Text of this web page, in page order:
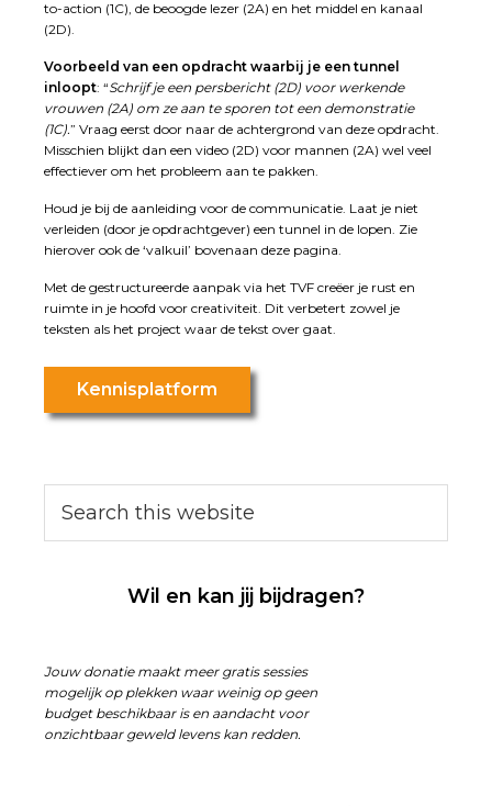
to-action (1C), de beoogde lezer (2A) en het middel en kanaal
(2D).
Voorbeeld van een opdracht waarbij je een tunnel
inloopt: “Schrijf je een persbericht (2D) voor werkende
vrouwen (2A) om ze aan te sporen tot een demonstratie
(1C).” Vraag eerst door naar de achtergrond van deze opdracht.
Misschien blijkt dan een video (2D) voor mannen (2A) wel veel
effectiever om het probleem aan te pakken.
Houd je bij de aanleiding voor de communicatie. Laat je niet
verleiden (door je opdrachtgever) een tunnel in de lopen. Zie
hierover ook de ‘valkuil’ bovenaan deze pagina.
Met de gestructureerde aanpak via het TVF creëer je rust en
ruimte in je hoofd voor creativiteit. Dit verbetert zowel je
teksten als het project waar de tekst over gaat.
Kennisplatform
Primary
Sidebar
this
website
Wil en kan jij bijdragen?
Jouw donatie maakt meer gratis sessies
mogelijk op plekken waar weinig op geen
budget beschikbaar is en aandacht voor
onzichtbaar geweld levens kan redden.